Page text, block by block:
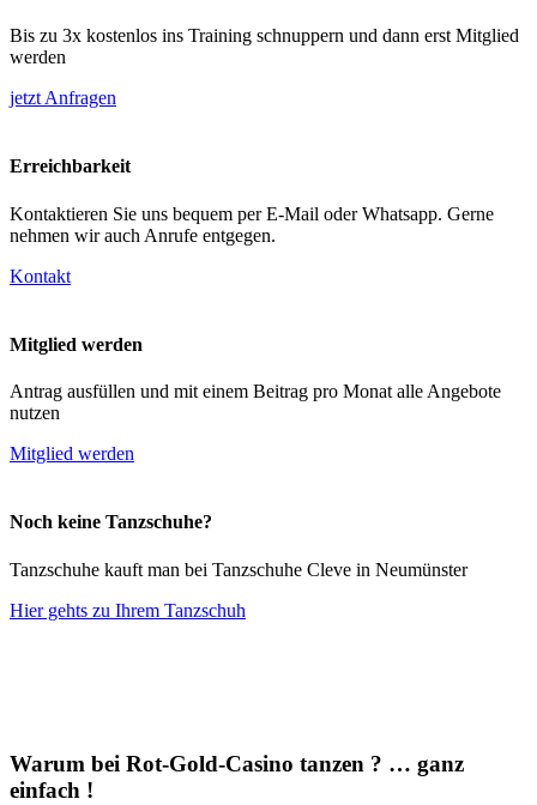
Bis zu 3x kostenlos ins Training schnuppern und dann erst Mitglied
werden
jetzt Anfragen
Erreichbarkeit
Kontaktieren Sie uns bequem per E-Mail oder Whatsapp. Gerne
nehmen wir auch Anrufe entgegen.
Kontakt
Mitglied werden
Antrag ausfüllen und mit einem Beitrag pro Monat alle Angebote
nutzen
Mitglied werden
Noch keine Tanzschuhe?
Tanzschuhe kauft man bei Tanzschuhe Cleve in Neumünster
Hier gehts zu Ihrem Tanzschuh
Warum bei Rot-Gold-Casino tanzen ? … ganz
einfach !